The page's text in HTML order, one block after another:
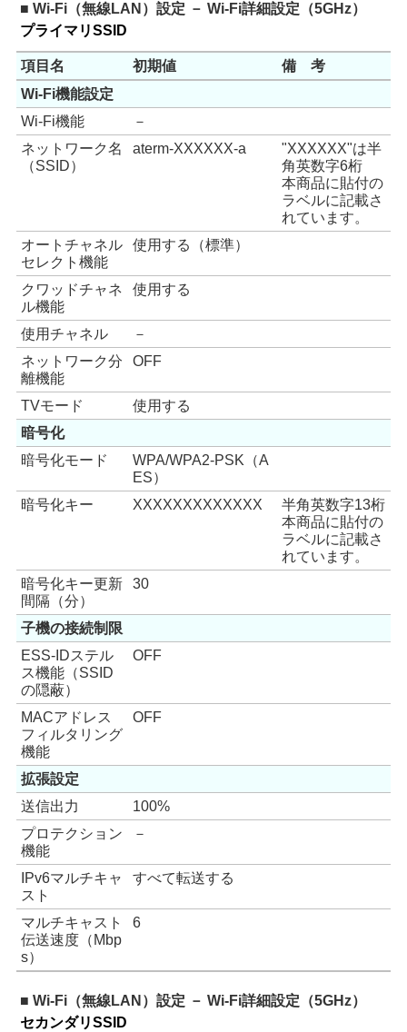
■ Wi-Fi（無線LAN）設定 － Wi-Fi詳細設定（5GHz）
プライマリSSID
項目名 初期値
備 考
Wi-Fi機能設定
Wi-Fi機能
－
ネットワーク名
（SSID）
aterm-XXXXXX-a
"XXXXXX"は半
角英数字6桁
本商品に貼付の
ラベルに記載さ
れています。
オートチャネル
セレクト機能
使用する（標準）
クワッドチャネ
ル機能
使用する
使用チャネル
－
ネットワーク分
離機能
OFF
TVモード
使用する
暗号化
暗号化モード
WPA/WPA2-PSK（A
ES）
暗号化キー
XXXXXXXXXXXXX
半角英数字13桁
本商品に貼付の
ラベルに記載さ
れています。
暗号化キー更新
間隔（分）
30
子機の接続制限
ESS-IDステル
ス機能（SSID
の隠蔽）
OFF
MACアドレス
フィルタリング
機能
OFF
拡張設定
送信出力
100%
プロテクション
機能
－
IPv6マルチキャ
スト
すべて転送する
マルチキャスト
伝送速度（Mbp
s）
6
■ Wi-Fi（無線LAN）設定 － Wi-Fi詳細設定（5GHz）
セカンダリSSID